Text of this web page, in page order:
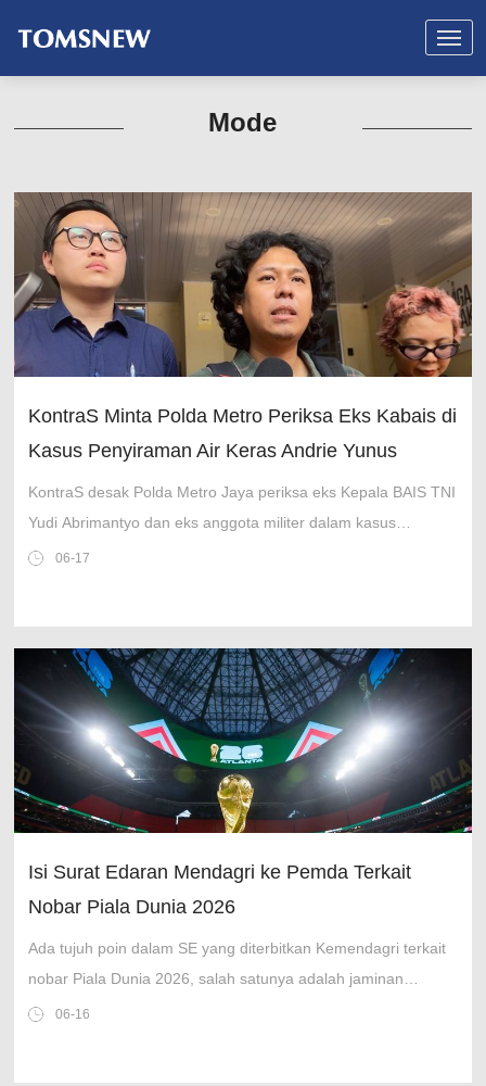
Mode
KontraS Minta Polda Metro Periksa Eks Kabais di
Kasus Penyiraman Air Keras Andrie Yunus
KontraS desak Polda Metro Jaya periksa eks Kepala BAIS TNI
Yudi Abrimantyo dan eks anggota militer dalam kasus
penyiraman air keras terhadap Andrie Yunus, meski ada
06-17
Isi Surat Edaran Mendagri ke Pemda Terkait
Nobar Piala Dunia 2026
Ada tujuh poin dalam SE yang diterbitkan Kemendagri terkait
nobar Piala Dunia 2026, salah satunya adalah jaminan
ketertiban dan kenyamanan masyarakat.
06-16